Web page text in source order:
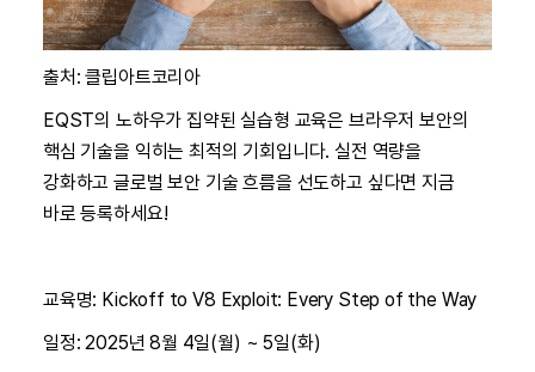
출처: 클립아트코리아
EQST의 노하우가 집약된 실습형 교육은 브라우저 보안의
핵심 기술을 익히는 최적의 기회입니다. 실전 역량을
강화하고 글로벌 보안 기술 흐름을 선도하고 싶다면 지금
바로 등록하세요!
교육명: Kickoff to V8 Exploit: Every Step of the Way
일정: 2025년 8월 4일(월) ~ 5일(화)